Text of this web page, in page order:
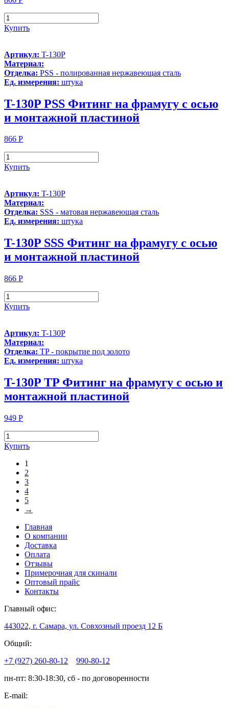
Купить
Артикул: T-130P
Материал:
Отделка: PSS - полированная нержавеющая сталь
Ед. измерения: штука
T-130P PSS Фитинг на фрамугу с осью
и монтажной пластиной
866 Р
Купить
Артикул: T-130P
Материал:
Отделка: SSS - матовая нержавеющая сталь
Ед. измерения: штука
T-130P SSS Фитинг на фрамугу с осью
и монтажной пластиной
866 Р
Купить
Артикул: T-130P
Материал:
Отделка: TP - покрытие под золото
Ед. измерения: штука
T-130P TP Фитинг на фрамугу с осью и
монтажной пластиной
949 Р
Купить
1
2
3
4
5
→
Главная
О компании
Доставка
Оплата
Отзывы
Примерочная для скинали
Оптовый прайс
Контакты
Главный офис:
443022, г. Самара, ул. Совхозный проезд 12 Б
Общий:
+7 (927) 260-80-12
990-80-12
пн-пт: 8:30-18:30, сб - по договоренности
E-mail: